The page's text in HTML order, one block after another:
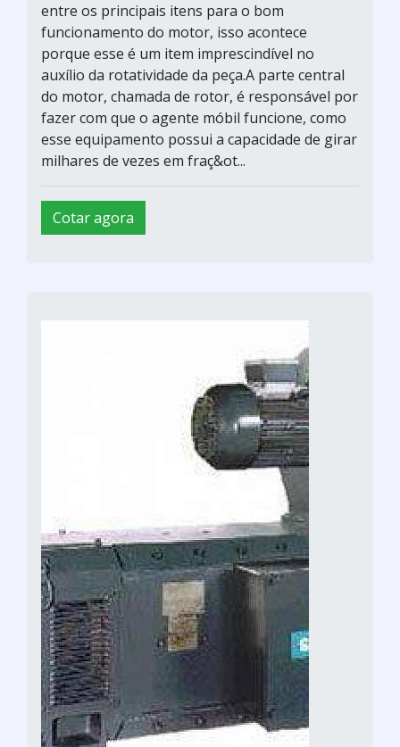
entre os principais itens para o bom
funcionamento do motor, isso acontece
porque esse é um item imprescindível no
auxílio da rotatividade da peça.A parte central
do motor, chamada de rotor, é responsável por
fazer com que o agente móbil funcione, como
esse equipamento possui a capacidade de girar
milhares de vezes em fraç&ot...
Cotar agora